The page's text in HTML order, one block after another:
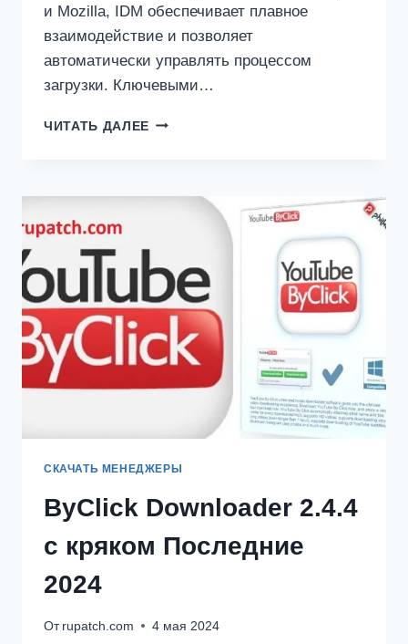
и Mozilla, IDM обеспечивает плавное
взаимодействие и позволяет
автоматически управлять процессом
загрузки. Ключевыми…
ЧИТАТЬ ДАЛЕЕ INTERNET
КРЯК
[ПОСЛЕДНЯЯ
ВЕРСИЯ]
СКАЧАТЬ МЕНЕДЖЕРЫ
ByClick Downloader 2.4.4
с кряком Последние
2024
От rupatch.com 4 мая 2024